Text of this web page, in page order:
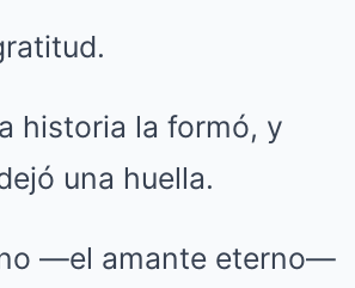
historia la formó, y
una huella.
—el amante eterno—